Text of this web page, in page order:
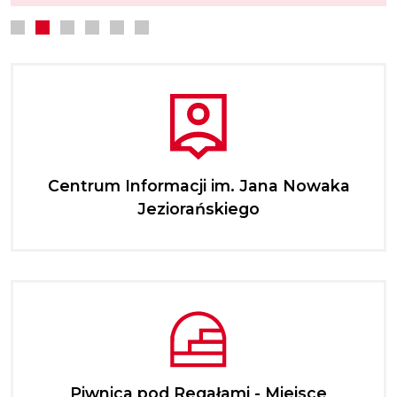
Centrum Informacji im. Jana Nowaka
Jeziorańskiego
Piwnica pod Regałami - Miejsce